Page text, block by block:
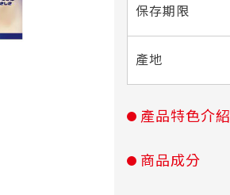
保存期限
產地
產品特色介紹
商品成分